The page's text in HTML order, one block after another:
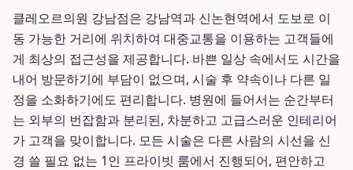
클레오르의원 강남점은 강남역과 신논현역에서 도보로 이
동 가능한 거리에 위치하여 대중교통을 이용하는 고객들에
게 최상의 접근성을 제공합니다. 바쁜 일상 속에서도 시간을
내어 방문하기에 부담이 없으며, 시술 후 약속이나 다른 일
정을 소화하기에도 편리합니다. 병원에 들어서는 순간부터
는 외부의 번잡함과 분리된, 차분하고 고급스러운 인테리어
가 고객을 맞이합니다. 모든 시술은 다른 사람의 시선을 신
경 쓸 필요 없는 1인 프라이빗 룸에서 진행되어, 편안하고